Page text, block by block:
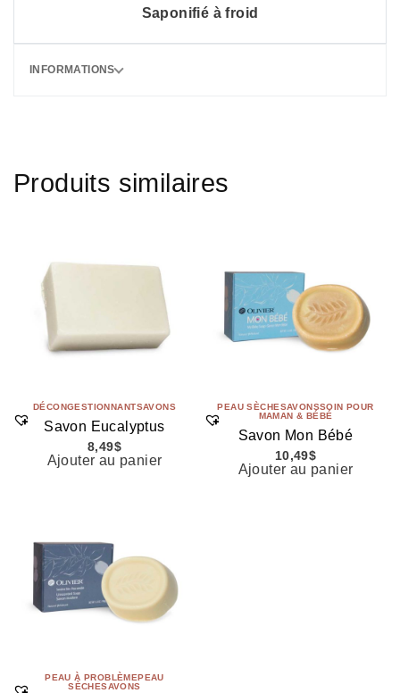
Saponifié à froid
INFORMATIONS
Produits similaires
DÉCONGESTIONNANTSAVONS
Savon Eucalyptus
8,49$
Ajouter au panier
PEAU SÈCHESAVONSSOIN POUR
MAMAN & BÉBÉ
Savon Mon Bébé
10,49$
Ajouter au panier
PEAU À PROBLÈMEPEAU
SÈCHESAVONS